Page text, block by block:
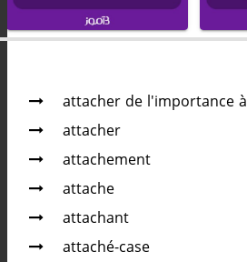
attacher de l'importance à
attacher
attachement
attache
attachant
attaché-case